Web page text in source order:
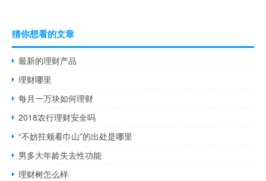
猜你想看的文章
最新的理财产品
理财哪里
每月一万块如何理财
2018农行理财安全吗
“不妨拄颊看巾山”的出处是哪里
男多大年龄失去性功能
理财树怎么样